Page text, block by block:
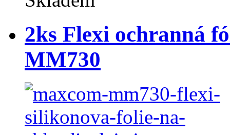
2ks Flexi ochranná
MM730